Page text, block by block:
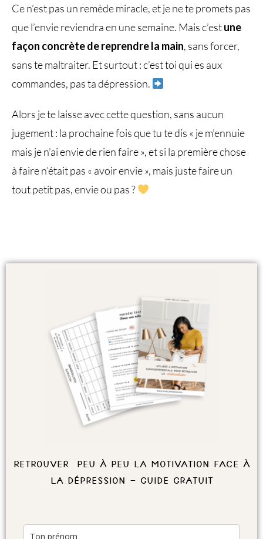
Ce n’est pas un remède miracle, et je ne te promets pas
que l’envie reviendra en une semaine. Mais c’estune
façon concrète de reprendre la main, sans forcer,
sans te maltraiter. Et surtout : c’est toi qui es aux
commandes, pas ta dépression.
Alors je te laisse avec cette question, sans aucun
jugement : la prochaine fois que tu te dis « je m’ennuie
mais je n’ai envie de rien faire », et si la première chose
à faire n’était pas « avoir envie », mais juste faire un
tout petit pas, envie ou pas ?
Retrouver peu à peu la motivation face à
la dépression – Guide Gratuit